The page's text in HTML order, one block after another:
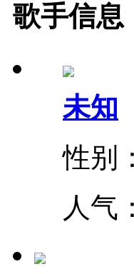
歌手信息
未知
性别
人气：